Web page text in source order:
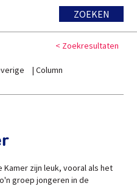
ZOEKEN
< Zoekresultaten
Column
zijn leuk, vooral als het
groep jongeren in de